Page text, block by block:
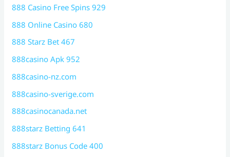
888 Casino Free Spins 929
888 Online Casino 680
888 Starz Bet 467
888casino Apk 952
888casino-nz.com
888casino-sverige.com
888casinocanada.net
888starz Betting 641
888starz Bonus Code 400